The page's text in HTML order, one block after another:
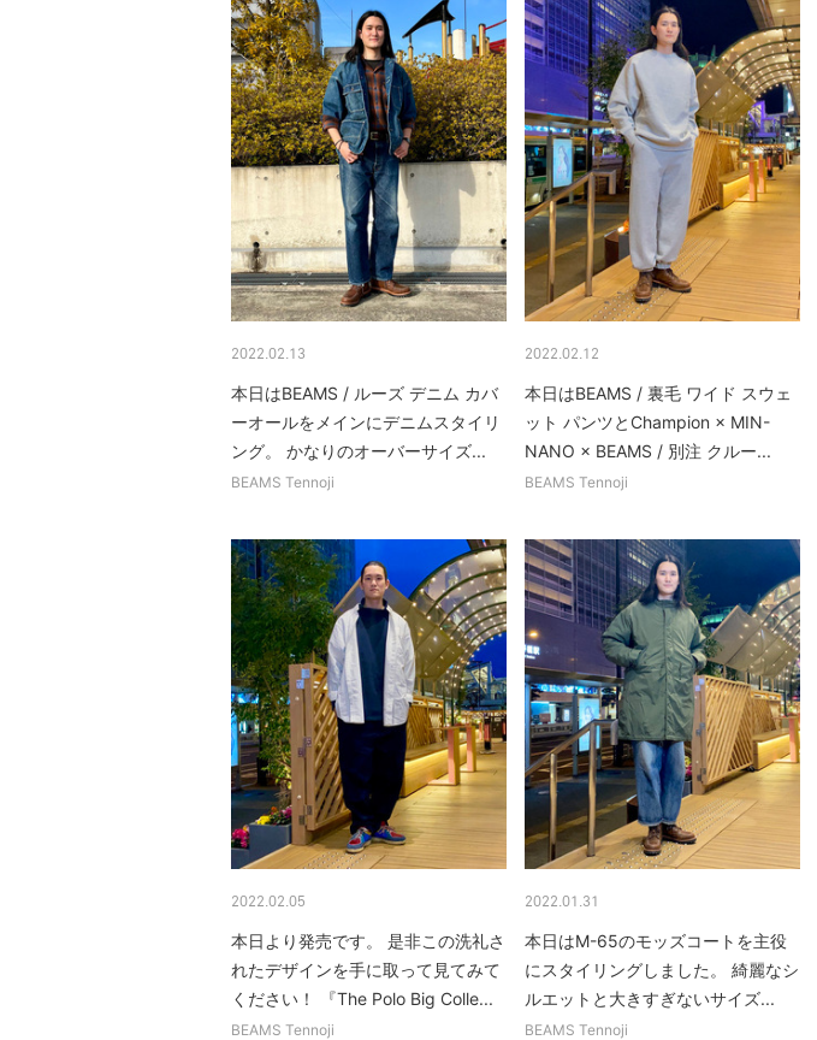
2022.02.13
本日はBEAMS / ルーズ デニム カバ
ーオールをメインにデニムスタイリ
ング。 かなりのオーバーサイズ...
BEAMS Tennoji
2022.02.12
本日はBEAMS / 裏毛 ワイド スウェ
ット パンツとChampion × MIN-
NANO × BEAMS / 別注 クルー...
BEAMS Tennoji
2022.02.05
本日より発売です。 是非この洗礼さ
れたデザインを手に取って見てみて
ください！ 『The Polo Big Colle...
BEAMS Tennoji
2022.01.31
本日はM-65のモッズコートを主役
にスタイリングしました。 綺麗なシ
ルエットと大きすぎないサイズ...
BEAMS Tennoji